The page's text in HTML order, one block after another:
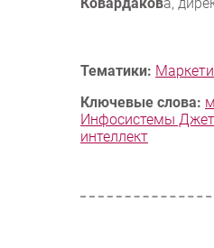
Тематики:
Ключевые слова:
Инфосистемы Джет
интеллект